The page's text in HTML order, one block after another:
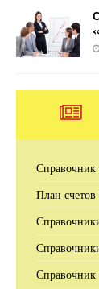
Справочник
План счетов